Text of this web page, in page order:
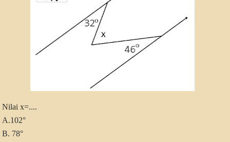
Nilai x=....
A.102°
B. 78°